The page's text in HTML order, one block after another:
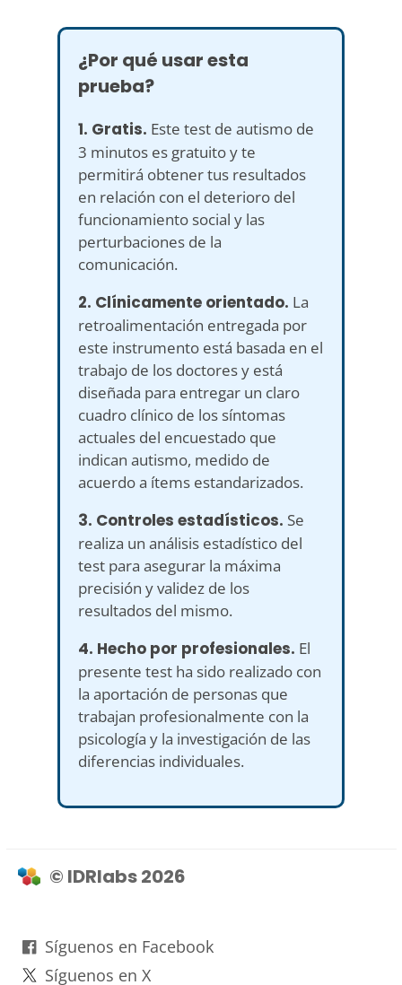
¿Por qué usar esta
prueba?
1. Gratis. Este test de autismo de
3 minutos es gratuito y te
permitirá obtener tus resultados
en relación con el deterioro del
funcionamiento social y las
perturbaciones de la
comunicación.
2. Clínicamente orientado. La
retroalimentación entregada por
este instrumento está basada en el
trabajo de los doctores y está
diseñada para entregar un claro
cuadro clínico de los síntomas
actuales del encuestado que
indican autismo, medido de
acuerdo a ítems estandarizados.
3. Controles estadísticos. Se
realiza un análisis estadístico del
test para asegurar la máxima
precisión y validez de los
resultados del mismo.
4. Hecho por profesionales. El
presente test ha sido realizado con
la aportación de personas que
trabajan profesionalmente con la
psicología y la investigación de las
diferencias individuales.
© IDRlabs 2026
Síguenos en Facebook
Síguenos en X